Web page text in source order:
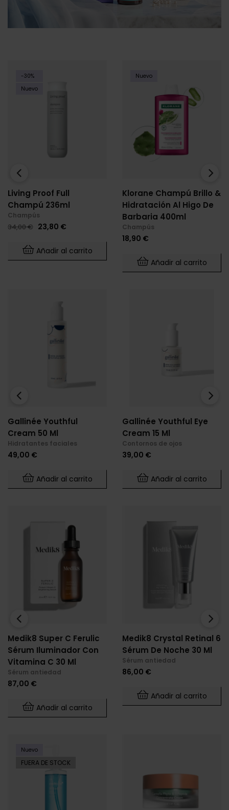
-30%
Nuevo
Living Proof Full
Champú 236ml
Champús
Precio
34,00 € Precio
23,80 €
Añadir al carrito
Nuevo
Klorane Champú Brillo &
Hidratación Al Higo De
Barbaria 400ml
Champús
Precio
18,90 €
Añadir al carrito
‹ ›
Gallinée Youthful
Cream 50 Ml
Hidratantes faciales
Precio
49,00 €
Añadir al carrito
Gallinée Youthful Eye
Cream 15 Ml
Contornos de ojos
Precio
39,00 €
Añadir al carrito
‹ ›
Medik8 Super C Ferulic
Sérum Iluminador Con
Vitamina C 30 Ml
Sérum antiedad
Precio
87,00 €
Añadir al carrito
Medik8 Crystal Retinal 6
Sérum De Noche 30 Ml
Sérum antiedad
Precio
86,00 €
Añadir al carrito
‹ ›
Nuevo
FUERA DE STOCK